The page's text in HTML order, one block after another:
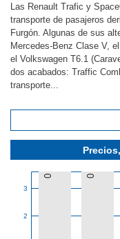
2
3
0 0
Las Renault Trafic y
transporte de pasajeros
Furgón. Algunas de sus
Mercedes-Benz Clase V,
el Volkswagen T6.1
dos acabados: Traffic
transporte...